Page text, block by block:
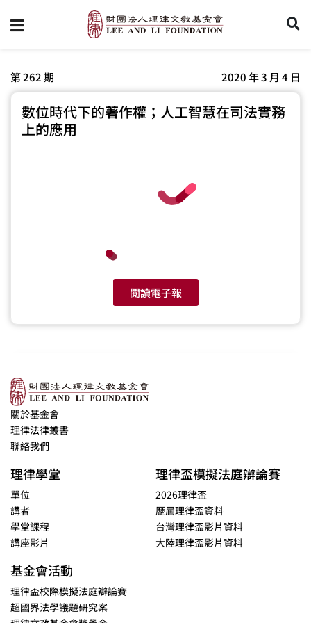
第 262 期 2020 年 3 月 4 日
數位時代下的著作權；人工智慧在司法實務
上的應用
閱讀電子報
關於基金會
理律法律叢書
聯絡我們
理律學堂
單位
講者
學堂課程
講座影片
理律盃模擬法庭辯論賽
2026理律盃
歷屆理律盃資料
台灣理律盃影片資料
大陸理律盃影片資料
基金會活動
理律盃校際模擬法庭辯論賽
超國界法學議題研究案